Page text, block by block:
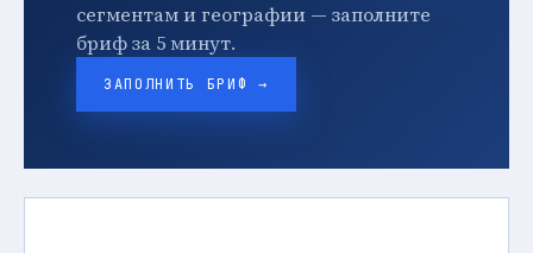
сегментам и географии — заполните
бриф за 5 минут.
ЗАПОЛНИТЬ БРИФ →